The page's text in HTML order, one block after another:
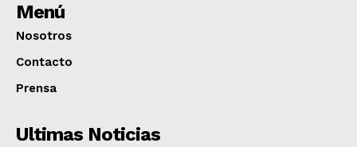
Menú
Nosotros
Contacto
Prensa
Ultimas Noticias